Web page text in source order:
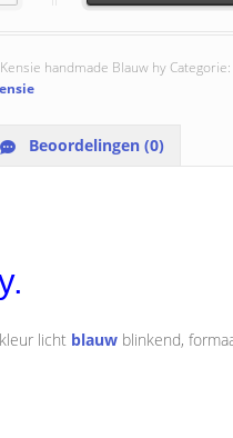
Kensie handmade Blauw hy Categorie:
Beoordelingen (0)
licht blauw blinkend,